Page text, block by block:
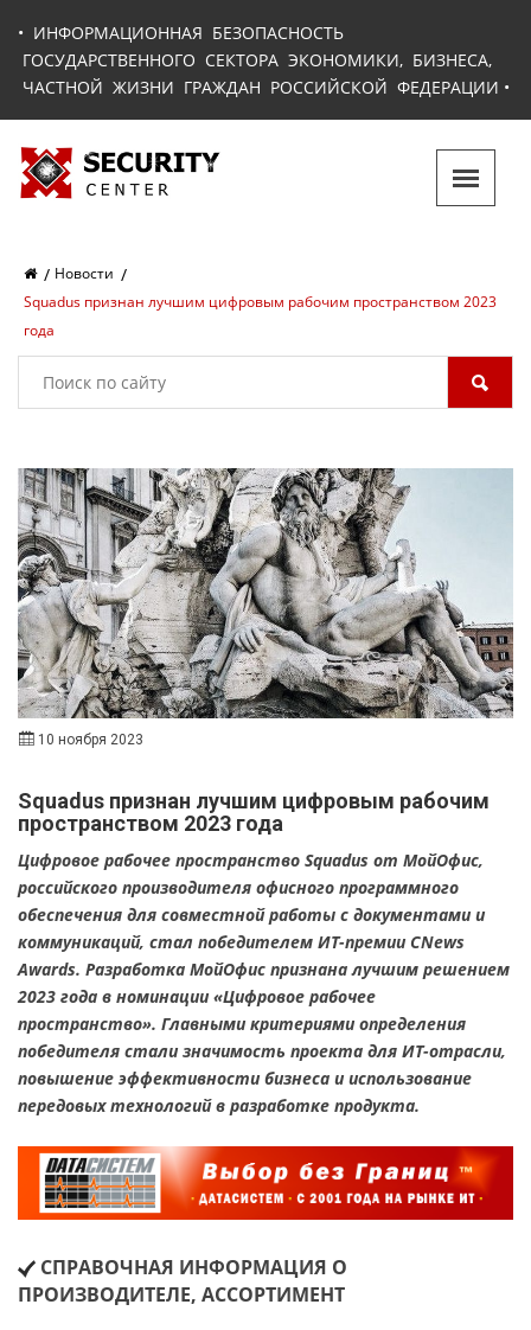
• ИНФОРМАЦИОННАЯ БЕЗОПАСНОСТЬ
ГОСУДАРСТВЕННОГО СЕКТОРА ЭКОНОМИКИ, БИЗНЕСА,
ЧАСТНОЙ ЖИЗНИ ГРАЖДАН РОССИЙСКОЙ ФЕДЕРАЦИИ •
Новости
Squadus признан лучшим цифровым рабочим пространством 2023
года
10 ноября 2023
Squadus признан лучшим цифровым рабочим
пространством 2023 года
Цифровое рабочее пространство Squadus от МойОфис,
российского производителя офисного программного
обеспечения для совместной работы с документами и
коммуникаций, стал победителем ИТ-премии CNews
Awards. Разработка МойОфис признана лучшим решением
2023 года в номинации «Цифровое рабочее
пространство». Главными критериями определения
победителя стали значимость проекта для ИТ-отрасли,
повышение эффективности бизнеса и использование
передовых технологий в разработке продукта.
СПРАВОЧНАЯ ИНФОРМАЦИЯ О
ПРОИЗВОДИТЕЛЕ, АССОРТИМЕНТ